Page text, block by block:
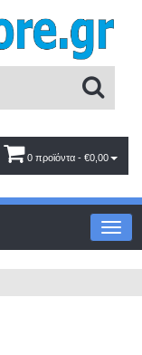
0 προϊόντα - €0,00